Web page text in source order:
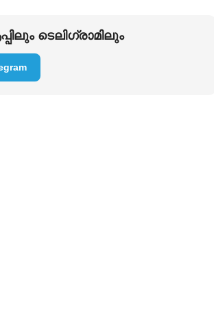
ടെലിഗ്രാമിലും